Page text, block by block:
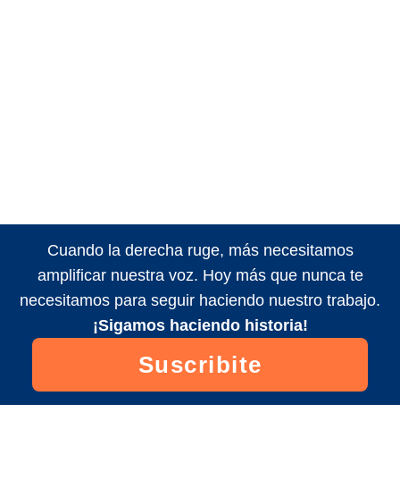
Cuando la derecha ruge, más necesitamos
amplificar nuestra voz. Hoy más que nunca te
necesitamos para seguir haciendo nuestro trabajo.
¡Sigamos haciendo historia!
Suscribite